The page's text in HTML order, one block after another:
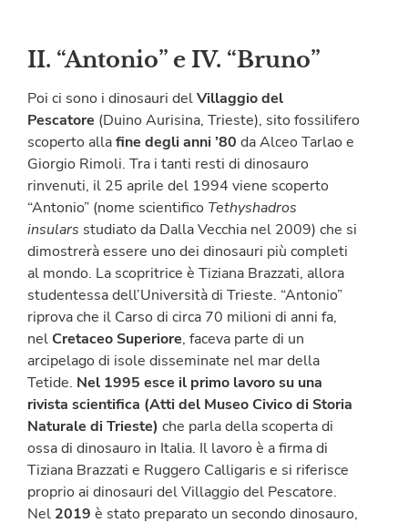
II. “Antonio” e IV. “Bruno”
Poi ci sono i dinosauri delVillaggio del
Pescatore (Duino Aurisina, Trieste), sito fossilifero
scoperto allafine degli anni ’80 da Alceo Tarlao e
Giorgio Rimoli. Tra i tanti resti di dinosauro
rinvenuti, il 25 aprile del 1994 viene scoperto
“Antonio” (nome scientifico Tethyshadros
insulars studiato da Dalla Vecchia nel 2009) che si
dimostrerà essere uno dei dinosauri più completi
al mondo. La scopritrice è Tiziana Brazzati, allora
studentessa dell’Università di Trieste. “Antonio”
riprova che il Carso di circa 70 milioni di anni fa,
nelCretaceo Superiore, faceva parte di un
arcipelago di isole disseminate nel mar della
Tetide. Nel 1995 esce il primo lavoro su una
rivista scientifica (Atti del Museo Civico di Storia
Naturale di Trieste) che parla della scoperta di
ossa di dinosauro in Italia. Il lavoro è a firma di
Tiziana Brazzati e Ruggero Calligaris e si riferisce
proprio ai dinosauri del Villaggio del Pescatore.
Nel 2019 è stato preparato un secondo dinosauro,